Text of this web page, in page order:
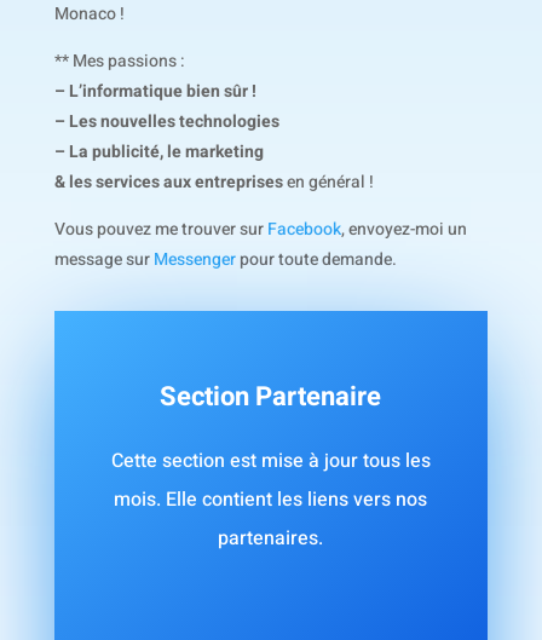
Monaco !
** Mes passions :
– L’informatique bien sûr !
– Les nouvelles technologies
– La publicité, le marketing
& les services aux entreprisesen général !
Vous pouvez me trouver sur Facebook, envoyez-moi un
message sur Messenger pour toute demande.
Section Partenaire
Cette section est mise à jour tous les
mois. Elle contient les liens vers nos
partenaires.